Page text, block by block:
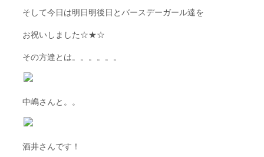
そして今日は明日明後日とバースデーガール達を
お祝いしました☆★☆
その方達とは。。。。。。
中嶋さんと。。
酒井さんです！